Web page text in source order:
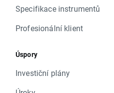
Specifikace instrumentů
Profesionální klient
Úspory
Investiční plány